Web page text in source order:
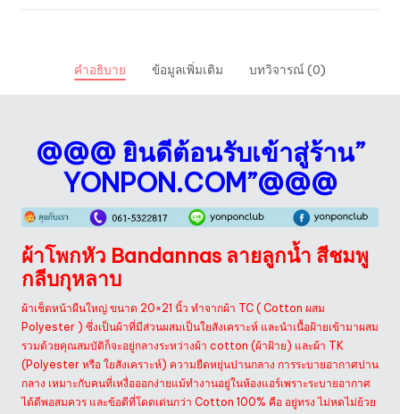
คำอธิบาย ข้อมูลเพิ่มเติม บทวิจารณ์ (0)
@@@ ยินดีต้อนรับเข้าสู่ร้าน”
YONPON.COM”@@@
ผ้าโพกหัว Bandannas ลายลูกน้ำ สีชมพู
กลีบกุหลาบ
ผ้าเช็ดหน้าผืนใหญ่ ขนาด 20×21 นิ้ว ทำจากผ้า TC ( Cotton ผสม
Polyester ) ซึ่งเป็นผ้าที่มีส่วนผสมเป็นใยสังเคราะห์ และนำเนื้อฝ้ายเข้ามาผสม
รวมด้วยคุณสมบัติก็จะอยู่กลางระหว่างผ้า cotton (ผ้าฝ้าย) และผ้า TK
(Polyester หรือ ใยสังเคราะห์) ความยืดหยุ่นปานกลาง การระบายอากาศปาน
กลาง เหมาะกับคนที่เหงื่อออกง่ายแม้ทำงานอยู่ในห้องแอร์เพราะระบายอากาศ
ได้ดีพอสมควร และข้อดีที่โดดเด่นกว่า Cotton 100% คือ อยู่ทรง ไม่หดไม่ย้วย